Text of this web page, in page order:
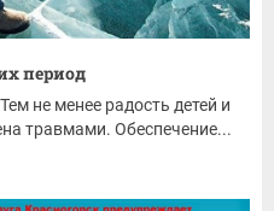
период
не менее радость детей и
травмами. Обеспечение...